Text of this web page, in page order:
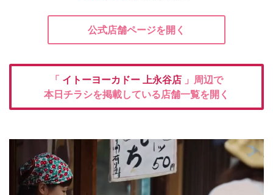
公式店舗ページを開く
「 イトーヨーカドー 上永谷店 」周辺で
本日チラシを掲載している店舗一覧を開く